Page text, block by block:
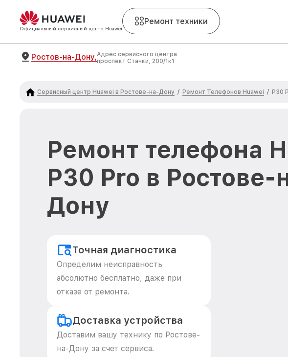
Официальный сервисный центр Huawei
Ремонт техники
Ростов-на-Дону,Адрес сервисного центра
проспект Стачки, 200/1к1
Сервисный центр Huawei в Ростове-на-Дону / Ремонт Телефонов Huawei / P30
Ремонт телефона
P30 Pro в Ростове-
Дону
Точная диагностика
Определим неисправность
абсолютно бесплатно, даже при
отказе от ремонта.
Доставка устройства
Доставим вашу технику по Ростове-
на-Дону за счет сервиса.